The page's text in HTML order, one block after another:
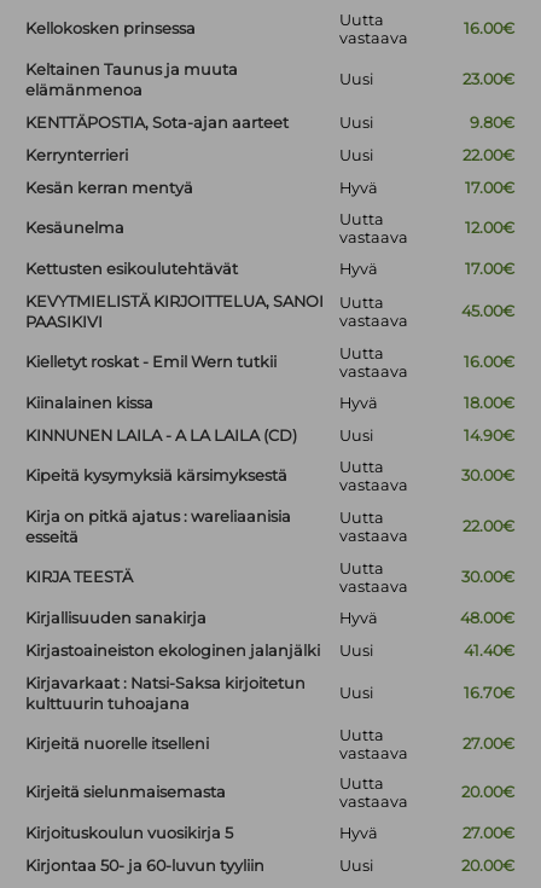
Kellokosken prinsessa
Uutta
vastaava
16.00€
Keltainen Taunus ja muuta
elämänmenoa
Uusi 23.00€
KENTTÄPOSTIA, Sota-ajan aarteet Uusi
9.80€
Kerrynterrieri
Uusi
22.00€
Kesän kerran mentyä
Hyvä 17.00€
Kesäunelma
Uutta
vastaava
12.00€
Kettusten esikoulutehtävät Hyvä
17.00€
KEVYTMIELISTÄ KIRJOITTELUA, SANOI
PAASIKIVI
Uutta
vastaava
45.00€
Kielletyt roskat - Emil Wern tutkii
Uutta
vastaava
16.00€
Kiinalainen kissa Hyvä
18.00€
KINNUNEN LAILA - A LA LAILA (CD)
Uusi 14.90€
Kipeitä kysymyksiä kärsimyksestä
Uutta
vastaava
30.00€
Kirja on pitkä ajatus : wareliaanisia
esseitä
Uutta
vastaava
22.00€
KIRJA TEESTÄ
Uutta
vastaava
30.00€
Kirjallisuuden sanakirja Hyvä
48.00€
Kirjastoaineiston ekologinen jalanjälki
Uusi
41.40€
Kirjavarkaat : Natsi-Saksa kirjoitetun
kulttuurin tuhoajana
Uusi 16.70€
Kirjeitä nuorelle itselleni
Uutta
vastaava
27.00€
Kirjeitä sielunmaisemasta
Uutta
vastaava
20.00€
Kirjoituskoulun vuosikirja 5 Hyvä
27.00€
Kirjontaa 50- ja 60-luvun tyyliin
Uusi
20.00€